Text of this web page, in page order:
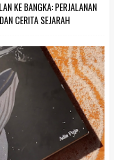
KE BANGKA: PERJALANAN
CERITA SEJARAH